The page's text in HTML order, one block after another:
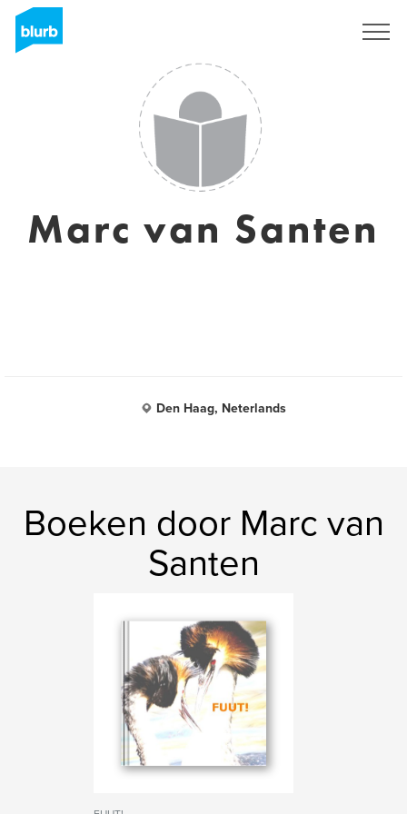
Marc van Santen
Den Haag, Neterlands
Boeken door Marc van
Santen